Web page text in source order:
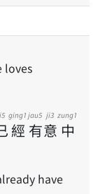
loves
經
ging1
有
jau5
意
ji3
中
zung1
have